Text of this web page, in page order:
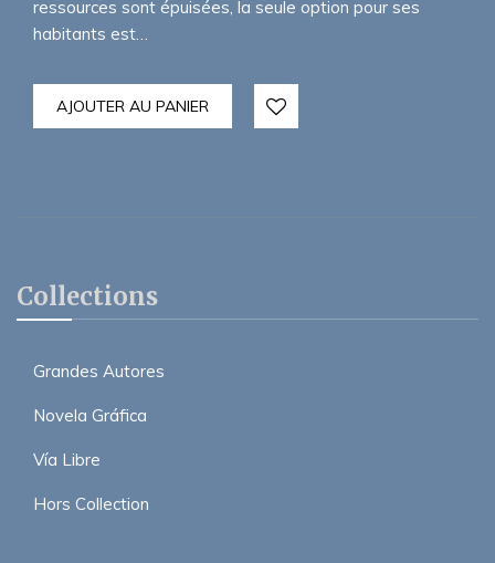
Collections
Grandes Autores
Novela Gráfica
Vía Libre
Hors Collection
ressources sont épuisées, la seule option pour ses
habitants est…
AJOUTER AU PANIER